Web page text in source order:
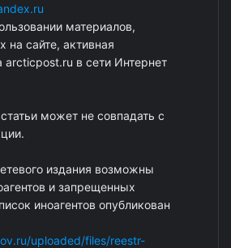
материалов,
на сайте, активная
arcticpost.ru в сети Интернет
может не совпадать с
издания возможны
и запрещенных
иноагентов опубликован
uploaded/files/reestr-